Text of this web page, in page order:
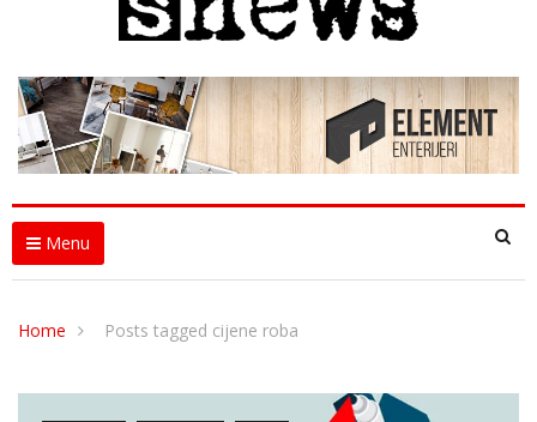
Menu
Home Posts tagged cijene roba